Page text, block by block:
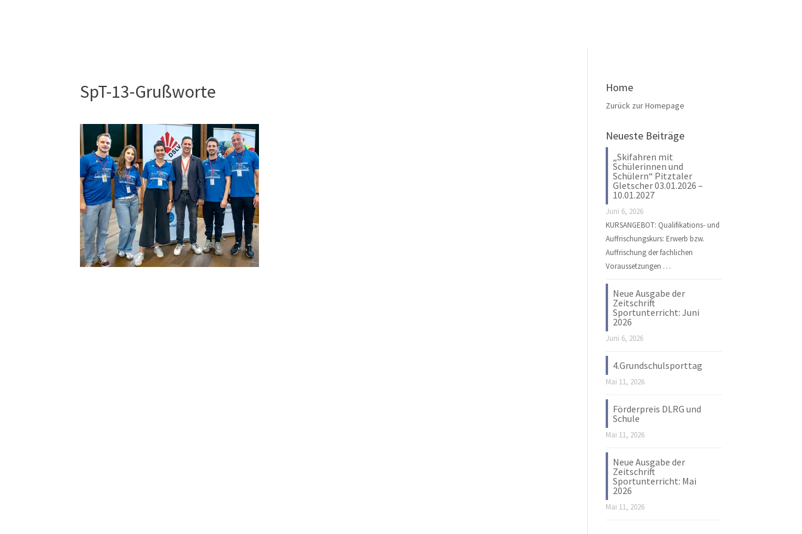
SpT-13-Grußworte Home
Zurück zur Homepage
Neueste Beiträge
„Skifahren mit
Schülerinnen und
Schülern“ Pitztaler
Gletscher 03.01.2026 –
10.01.2027
Juni 6, 2026
KURSANGEBOT: Qualifikations- und
Auffrischungskurs: Erwerb bzw.
Auffrischung der fachlichen
Voraussetzungen …
Neue Ausgabe der
Zeitschrift
Sportunterricht: Juni
2026
Juni 6, 2026
4.Grundschulsporttag
Mai 11, 2026
Förderpreis DLRG und
Schule
Mai 11, 2026
Neue Ausgabe der
Zeitschrift
Sportunterricht: Mai
2026
Mai 11, 2026